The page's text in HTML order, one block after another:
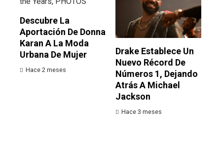
Descubre La
Aportación De Donna
Karan A La Moda
Urbana De Mujer
Hace 2 meses
Drake Establece Un
Nuevo Récord De
Números 1, Dejando
Atrás A Michael
Jackson
Hace 3 meses